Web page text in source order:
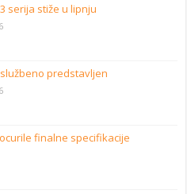
serija stiže u lipnju
predstavljen
finalne specifikacije